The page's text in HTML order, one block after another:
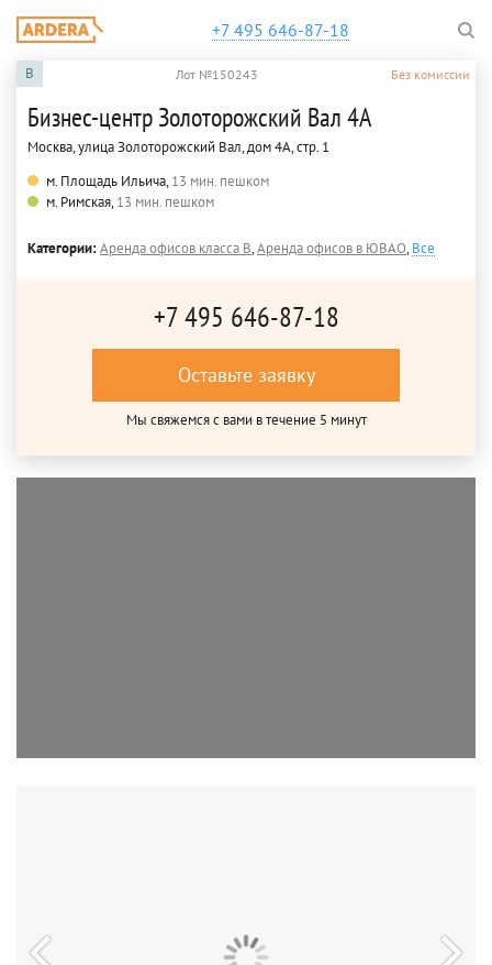
+7 495 646-87-18
B Лот №150243 Без комиссии
Бизнес-центр Золоторожский Вал 4А
Москва, улица Золоторожский Вал, дом 4А, стр. 1
м. Площадь Ильича,13 мин. пешком
м. Римская,13 мин. пешком
Категории:Аренда офисов класса B,Аренда офисов в ЮВАО,Все
+7 495 646-87-18
Оставьте заявку
Мы свяжемся с вами в течение 5 минут